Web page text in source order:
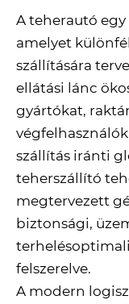
A teherautó
amelyet
szállítására
ellátási lánc
gyártókat,
szállítás iránti
teherszállító
megtervezett
biztonsági,
felszerelve.
A modern